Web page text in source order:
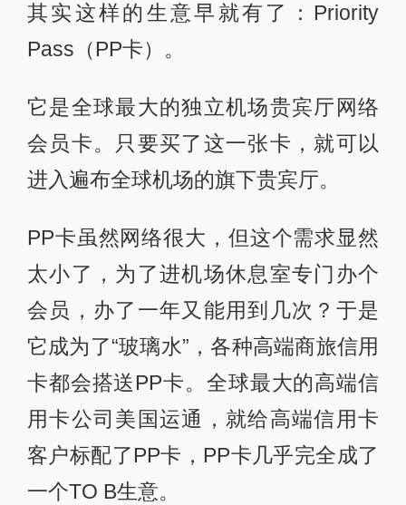
其实这样的生意早就有了：Priority
Pass（PP卡）。
它是全球最大的独立机场贵宾厅网络
会员卡。只要买了这一张卡，就可以
进入遍布全球机场的旗下贵宾厅。
PP卡虽然网络很大，但这个需求显然
太小了，为了进机场休息室专门办个
会员，办了一年又能用到几次？于是
它成为了“玻璃水”，各种高端商旅信用
卡都会搭送PP卡。全球最大的高端信
用卡公司美国运通，就给高端信用卡
客户标配了PP卡，PP卡几乎完全成了
一个TO B生意。